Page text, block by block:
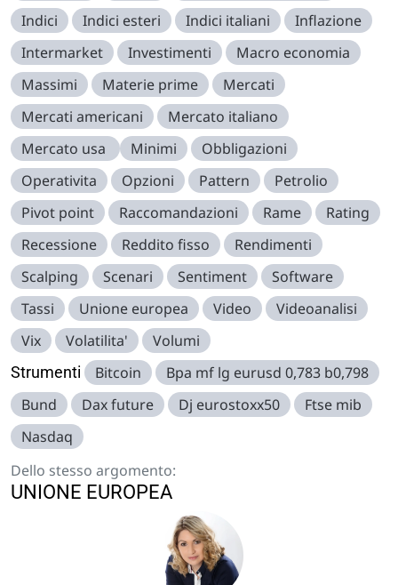
Indici
Indici esteri Indici italiani
Inflazione
Intermarket
Investimenti
Macro economia
Massimi
Materie prime
Mercati
Mercati americani
Mercato italiano
Mercato usa
Minimi
Obbligazioni
Operativita
Opzioni Pattern
Petrolio
Pivot point
Raccomandazioni Rame
Rating
Recessione
Reddito fisso
Rendimenti
Scalping
Scenari Sentiment
Software
Tassi
Unione europea Video
Videoanalisi
Vix
Volatilita' Volumi
Strumenti Bitcoin
Bpa mf lg eurusd 0,783 b0,798
Bund
Dax future Dj eurostoxx50
Ftse mib
Nasdaq
Dello stesso argomento:
UNIONE EUROPEA